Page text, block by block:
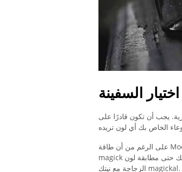
يجب أن تكون قادرًا على
على الرغم من أن طاقة Moon Water تتمتع بالكثير من تلقاء نفسها ، يمكنك أيضًا وضع طبقة من هذا
magick بإضافة نية محددة مثل الحب والشفاء والتنقية والعرافة ، وما إلى ذلك ، يمكنك حتى مطابقة لون